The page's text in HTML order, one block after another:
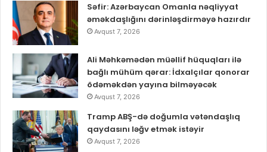
Səfir: Azərbaycan Omanla nəqliyyat
əməkdaşlığını dərinləşdirməyə hazırdır
Avqust 7, 2026
Ali Məhkəmədən müəllif hüquqları ilə
bağlı mühüm qərar: İdxalçılar qonorar
ödəməkdən yayına bilməyəcək
Avqust 7, 2026
Tramp ABŞ-də doğumla vətəndaşlıq
qaydasını ləğv etmək istəyir
Avqust 7, 2026